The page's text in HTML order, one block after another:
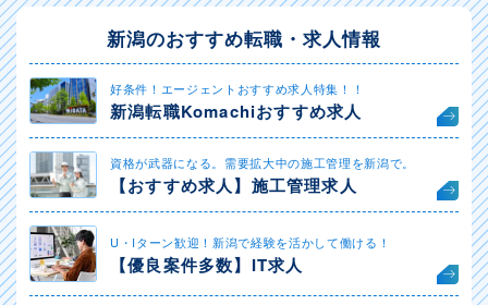
新潟のおすすめ転職・求人情報
好条件！エージェントおすすめ求人特集！！
新潟転職Komachiおすすめ求人
資格が武器になる。需要拡大中の施工管理を新潟で。
【おすすめ求人】施工管理求人
U・Iターン歓迎！新潟で経験を活かして働ける！
【優良案件多数】IT求人